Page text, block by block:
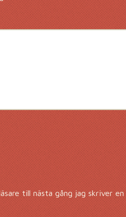
till nästa gång jag skriver en